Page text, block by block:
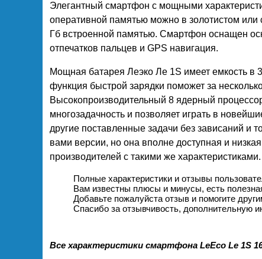
Элегантный смартфон с мощными
оперативной памятью можно в золотистом или
Гб встроенной памятью. Смартфон оснащен
отпечатков пальцев и GPS навигация.
Мощная батарея Леэко Ле 1S имеет емкость в
функция быстрой зарядки поможет за
Высокопроизводительный 8 ядерный
многозадачность и позволяет играть в
другие поставленные задачи без зависаний и
вами версии, но она вполне доступная и
производителей с такими же характеристиками.
Полные характеристики и отзывы
Вам известны плюсы и минусы, есть
Добавьте пожалуйста отзыв и помогите
Спасибо за отзывчивость, дополнительную
Все характеристики смартфона LeEco Le 1S